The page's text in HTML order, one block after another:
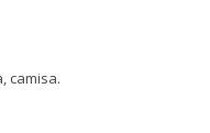
camisa.